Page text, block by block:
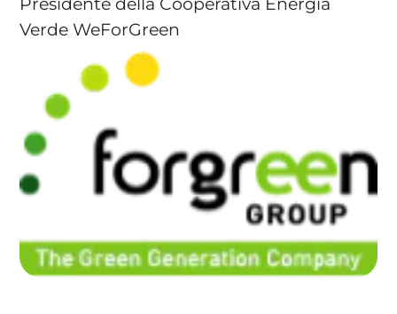
Presidente della Cooperativa Energia
Verde WeForGreen